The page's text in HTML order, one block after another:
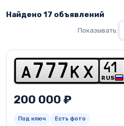
Найдено 17 объявлений
Показывать:
a 7 7 7 k x RUS
41
200 000 ₽
Под ключ Есть фото